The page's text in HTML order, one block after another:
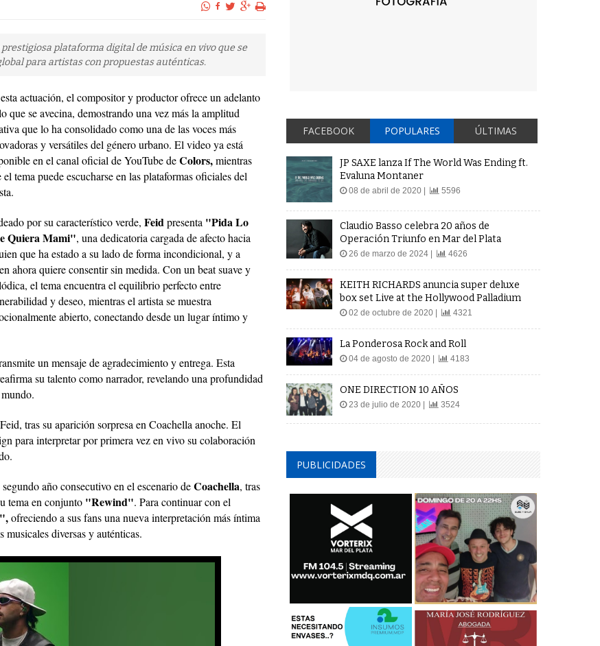
prestigiosa plataforma digital de música en vivo que se
para artistas con propuestas auténticas.
actuación, el compositor y productor ofrece un adelanto
que se avecina, demostrando una vez más la amplitud
que lo ha consolidado como una de las voces más
y versátiles del género urbano. El video ya está
en el canal oficial de YouTube deColors,mientras
el tema puede escucharse en las plataformas oficiales del
por su característico verde, Feidpresenta"Pida Lo
Quiera Mami", una dedicatoria cargada de afecto hacia
que ha estado a su lado de forma incondicional, y a
ahora quiere consentir sin medida. Con un beat suave y
el tema encuentra el equilibrio perfecto entre
y deseo, mientras el artista se muestra
abierto, conectando desde un lugar íntimo y
un mensaje de agradecimiento y entrega. Esta
su talento como narrador, revelando una profundidad
tras su aparición sorpresa en Coachella anoche. El
para interpretar por primera vez en vivo su colaboración
año consecutivo en el escenario deCoachella, tras
tema en conjunto "Rewind". Para continuar con el
ofreciendo a sus fans una nueva interpretación más íntima
diversas y auténticas.
FACEBOOK POPULARES ÚLTIMAS
JP SAXE lanza If The World Was Ending ft.
Evaluna Montaner
08 de abril de 2020 | 5596
Claudio Basso celebra 20 años de
Operación Triunfo en Mar del Plata
26 de marzo de 2024 | 4626
KEITH RICHARDS anuncia super deluxe
box set Live at the Hollywood Palladium
02 de octubre de 2020 | 4321
La Ponderosa Rock and Roll
04 de agosto de 2020 | 4183
ONE DIRECTION 10 AÑOS
23 de julio de 2020 | 3524
PUBLICIDADES